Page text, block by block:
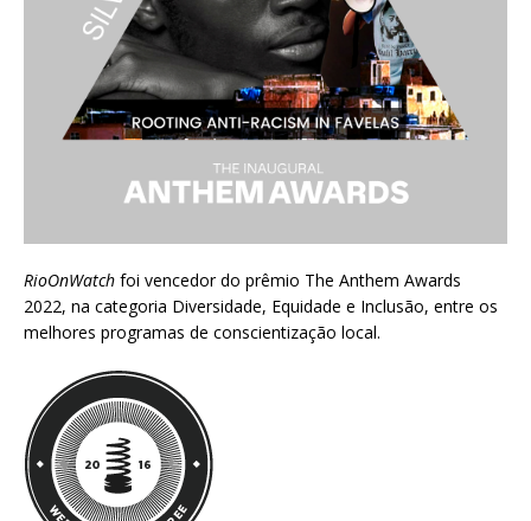
RioOnWatch foi vencedor do prêmio The Anthem Awards
2022, na categoria Diversidade, Equidade e Inclusão, entre os
melhores programas de conscientização local.